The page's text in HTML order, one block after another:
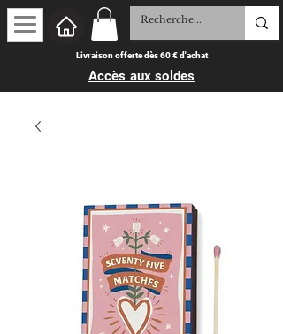
Livraison offerte dès 60 € d'achat
Accès aux soldes